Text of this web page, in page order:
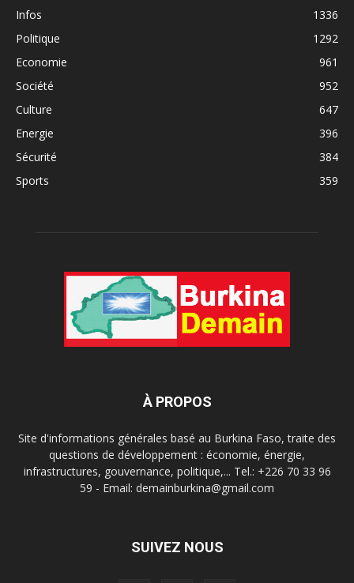
Infos
1336
Politique
1292
Economie
961
Société
952
Culture
647
Energie
396
Sécurité
384
Sports
359
À PROPOS
Site d'informations générales basé au Burkina Faso, traite des
questions de développement : économie, énergie,
infrastructures, gouvernance, politique,... Tel.: +226 70 33 96
59 - Email: demainburkina@gmail.com
SUIVEZ NOUS